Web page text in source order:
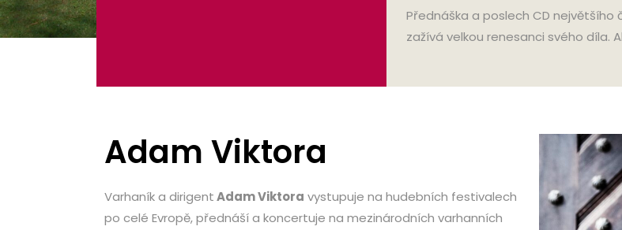
Přednáška a poslech CD
zažívá velkou renesanci svého díla.
Adam Viktora
Varhaník a dirigentAdam Viktora vystupuje na hudebních festivalech
po celé Evropě, přednáší a koncertuje na mezinárodních varhanních